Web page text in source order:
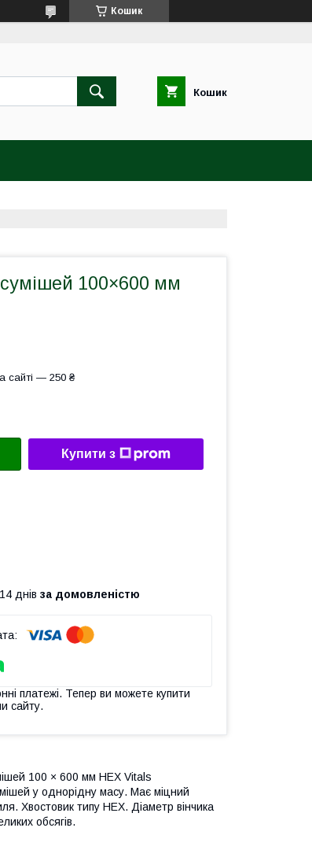
Кошик
Кошик
100×600 мм
сайті — 250 ₴
Купити з
днів за домовленістю
платежі. Тепер ви можете купити
сайту.
100 × 600 мм HEX Vitals
у однорідну масу. Має міцний
Хвостовик типу HEX. Діаметр вінчика
обсягів.